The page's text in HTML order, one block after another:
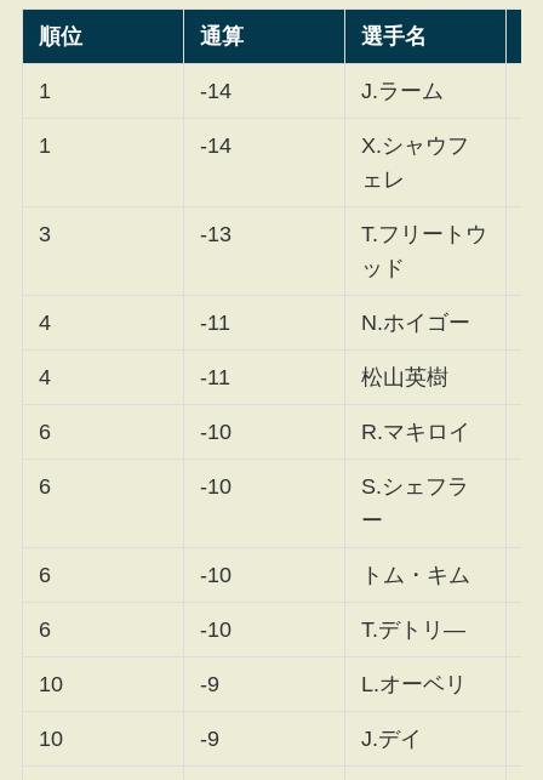
順位 通算 選手名
1 -14 J.ラーム
1 -14
X.シャウフ
ェレ
3 -13
T.フリートウ
ッド
4 -11 N.ホイゴー
4 -11 松山英樹
6 -10 R.マキロイ
6 -10
S.シェフラ
ー
6 -10 トム・キム
6 -10 T.デトリ―
10 -9 L.オーベリ
10 -9 J.デイ